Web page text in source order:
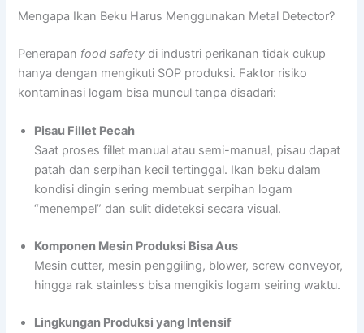
Mengapa Ikan Beku Harus Menggunakan Metal Detector?
Penerapan food safety di industri perikanan tidak cukup
hanya dengan mengikuti SOP produksi. Faktor risiko
kontaminasi logam bisa muncul tanpa disadari:
Pisau Fillet Pecah
Saat proses fillet manual atau semi-manual, pisau dapat
patah dan serpihan kecil tertinggal. Ikan beku dalam
kondisi dingin sering membuat serpihan logam
“menempel” dan sulit dideteksi secara visual.
Komponen Mesin Produksi Bisa Aus
Mesin cutter, mesin penggiling, blower, screw conveyor,
hingga rak stainless bisa mengikis logam seiring waktu.
Lingkungan Produksi yang Intensif